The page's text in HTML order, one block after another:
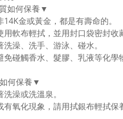
如何保養▼
金或黃金，都是有壽命的。
軟布輕拭，並用封口袋密封收
澡、洗手、游泳、碰水。
碰觸香水、髮膠、乳液等化學
何保養▼
澡或洗溫泉。
氧化現象，請用拭銀布輕拭保